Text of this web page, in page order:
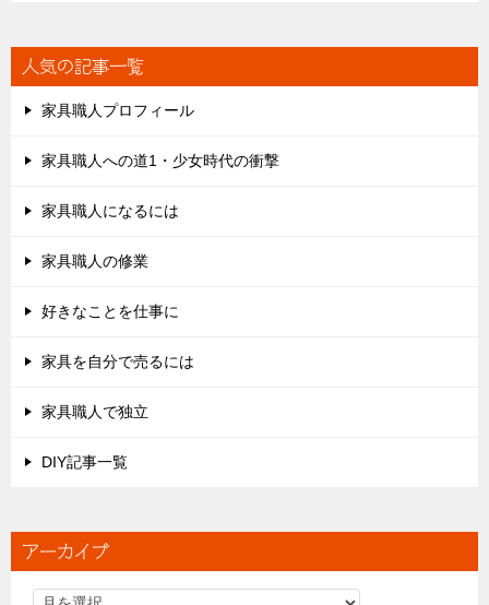
人気の記事一覧
家具職人プロフィール
家具職人への道1・少女時代の衝撃
家具職人になるには
家具職人の修業
好きなことを仕事に
家具を自分で売るには
家具職人で独立
DIY記事一覧
アーカイブ